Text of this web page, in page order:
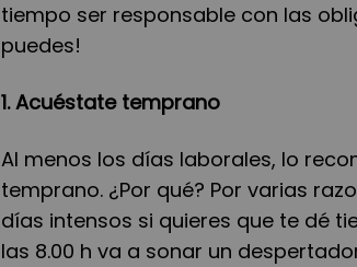
tiempo ser responsable con las
puedes!
1. Acuéstate temprano
Al menos los días laborales, lo
temprano. ¿Por qué? Por varias
días intensos si quieres que te dé
las 8.00 h va a sonar un